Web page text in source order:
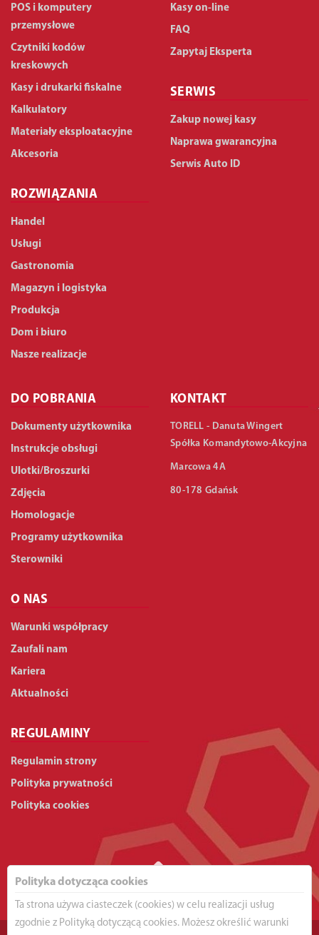
POS i komputery
przemysłowe
Czytniki kodów
kreskowych
Kasy i drukarki fiskalne
Kalkulatory
Materiały eksploatacyjne
Akcesoria
ROZWIĄZANIA
Handel
Usługi
Gastronomia
Magazyn i logistyka
Produkcja
Dom i biuro
Nasze realizacje
Kasy on-line
FAQ
Zapytaj Eksperta
SERWIS
Zakup nowej kasy
Naprawa gwarancyjna
Serwis Auto ID
DO POBRANIA
Dokumenty użytkownika
Instrukcje obsługi
Ulotki/Broszurki
Zdjęcia
Homologacje
Programy użytkownika
Sterowniki
O NAS
Warunki współpracy
Zaufali nam
Kariera
Aktualności
REGULAMINY
Regulamin strony
Polityka prywatności
Polityka cookies
KONTAKT
TORELL - Danuta Wingert
Spółka Komandytowo-Akcyjna
Marcowa 4A
80-178 Gdańsk
Polityka dotycząca cookies
Ta strona używa ciasteczek (cookies) w celu realizacji usług
zgodnie z Polityką dotyczącą cookies. Możesz określić warunki